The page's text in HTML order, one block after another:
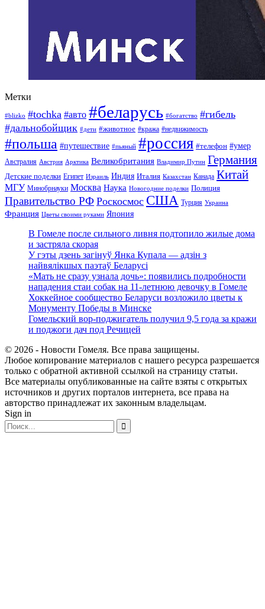
Метки
#blizko #tochka #авто #беларусь #богатство #гибель
#дальнобойщик #дети #животное #кража #недвижимость
#польша #путешествие #пьяный #россия #телефон #умер
Австралия Австрия Арктика Великобритания Владимир Путин Германия
Детские поделки Египет Израиль Индия Италия Казахстан Канада Китай
МГУ Минобрнауки Москва Наука Новогодние поделки Полиция
Правительство РФ Роскосмос США Турция Украина
Франция Цветы своими руками Япония
В Гомеле после сильного ливня подтопило жилые дома
и застряла скорая
У гэты дзень загінуў Янка Купала — адзін з
найвялікшых паэтаў Беларусі
«Мать не сразу узнала дочь»: появились подробности
нападения стаи собак на 11-летнюю девочку в Гомеле
Хоккейное сообщество Беларуси возложило цветы к
Монументу Победы в Минске
Гомельский вор-поджигатель получил 9,5 года за кражи
и поджоги дач под Речицей
© 2026 - Новости Гомеля. Все права защищены.
Любое копирование материалов с нашего ресурса разрешается
только с обратной активной ссылкой на страницу статьи.
Все материалы опубликованные на сайте взяты с открытых
источников и других порталов интернета, все права на
авторство принадлежат их законным владельцам.
Sign in